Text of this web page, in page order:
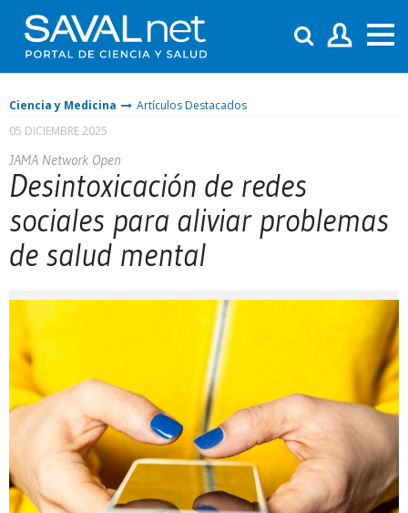
Ciencia y Medicina
Artículos Destacados
05 DICIEMBRE 2025
JAMA Network Open
Desintoxicación de redes
sociales para aliviar problemas
de salud mental